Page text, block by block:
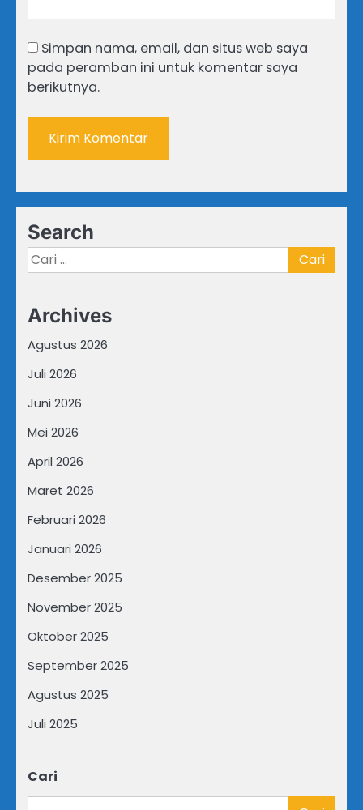
Simpan nama, email, dan situs web saya
pada peramban ini untuk komentar saya
berikutnya.
Search
Cari
untuk:
Archives
Agustus 2026
Juli 2026
Juni 2026
Mei 2026
April 2026
Maret 2026
Februari 2026
Januari 2026
Desember 2025
November 2025
Oktober 2025
September 2025
Agustus 2025
Juli 2025
Cari